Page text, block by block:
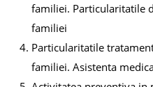
familiei. Particularitatile
familiei
Particularitatile
familiei. Asistenta